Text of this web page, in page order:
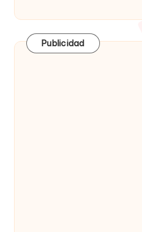
Publicidad